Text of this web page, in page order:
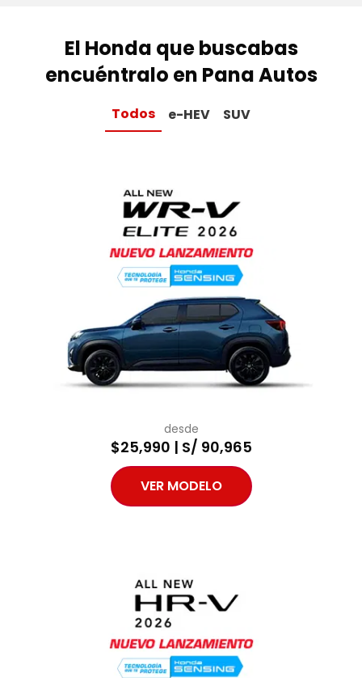
El Honda que buscabas
encuéntralo en Pana Autos
e-HEV SUV
Todos
desde
$25,990 | S/ 90,965
VER MODELO